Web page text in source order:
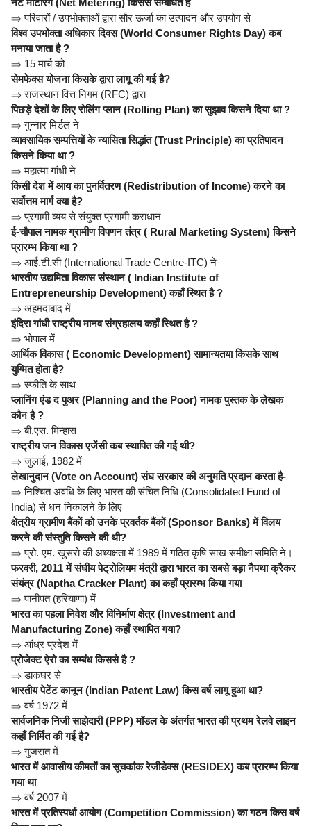
नेट मीटरिंग (Net Metering) किससे सम्बंधित है
⇒ परिवारों / उपभोक्ताओं द्वारा सौर ऊर्जा का उत्पादन और उपयोग से
विश्व उपभोक्ता अधिकार दिवस (World Consumer Rights Day) कब
मनाया जाता है ?
⇒ 15 मार्च को
सेमफेक्स योजना किसके द्वारा लागू की गई है?
⇒ राजस्थान वित्त निगम (RFC) द्वारा
पिछड़े देशों के लिए रोलिंग प्लान (Rolling Plan) का सुझाव किसने दिया था ?
⇒गुन्नार मिर्डल ने
व्यावसायिक सम्पत्तियों के न्यासिता सिद्धांत (Trust Principle) का प्रतिपादन
किसने किया था ?
⇒ महात्मा गांधी ने
किसी देश में आय का पुनर्वितरण (Redistribution of Income) करने का
सर्वोत्तम मार्ग क्या है?
⇒ प्रगामी व्यय से संयुक्त प्रगामी कराधान
ई-चौपाल नामक ग्रामीण विपणन तंत्र ( Rural Marketing System) किसने
प्रारम्भ किया था ?
⇒ आई.टी.सी (International Trade Centre-ITC) ने
भारतीय उद्यमिता विकास संस्थान ( Indian Institute of
Entrepreneurship Development) कहाँ स्थित है ?
⇒ अहमदाबाद में
इंदिरा गांधी राष्ट्रीय मानव संग्रहालय कहाँ स्थित है ?
⇒ भोपाल में
आर्थिक विकास ( Economic Development) सामान्यतया किसके साथ
युग्मित होता है?
⇒स्फीति के साथ
प्लानिंग एंड द पुअर (Planning and the Poor) नामक पुस्तक के लेखक
कौन है ?
⇒ बी.एस. मिन्हास
राष्ट्रीय जन विकास एजेंसी कब स्थापित की गई थी?
⇒जुलाई, 1982 में
लेखानुदान (Vote on Account) संघ सरकार की अनुमति प्रदान करता है-
⇒निश्चित अवधि के लिए भारत की संचित निधि (Consolidated Fund of
India) से धन निकालने के लिए
क्षेत्रीय ग्रामीण बैंकों को उनके प्रवर्तक बैंकों (Sponsor Banks) में विलय
करने की संस्तुति किसने की थी?
⇒ प्रो. एम. खुसरो की अध्यक्षता में 1989 में गठित कृषि साख समीक्षा समिति ने।
फरवरी, 2011 में संघीय पेट्रोलियम मंत्री द्वारा भारत का सबसे बड़ा नैपथा क्रैकर
संयंत्र (Naptha Cracker Plant) का कहाँ प्रारम्भ किया गया
⇒ पानीपत (हरियाणा) में
भारत का पहला निवेश और विनिर्माण क्षेत्र (Investment and
Manufacturing Zone) कहाँ स्थापित गया?
⇒ आंध्र प्रदेश में
प्रोजेक्ट ऐरो का सम्बंध किससे है ?
⇒ डाकघर से
भारतीय पेटेंट कानून (Indian Patent Law) किस वर्ष लागू हुआ था?
⇒ वर्ष 1972 में
सार्वजनिक निजी साझेदारी (PPP) मॉडल के अंतर्गत भारत की प्रथम रेलवे लाइन
कहाँ निर्मित की गई है?
⇒ गुजरात में
भारत में आवासीय कीमतों का सूचकांक रेजीडेक्स (RESIDEX) कब प्रारम्भ किया
गया था
⇒ वर्ष 2007 में
भारत में प्रतिस्पर्धा आयोग (Competition Commission) का गठन किस वर्ष